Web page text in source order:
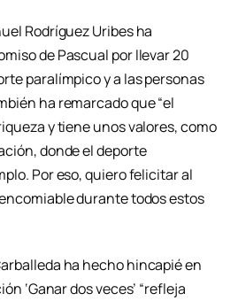
Rodríguez Uribes ha
de Pascual por llevar 20
paralímpico y a las personas
ha remarcado que “el
y tiene unos valores, como
donde el deporte
Por eso, quiero felicitar al
durante todos estos
ha hecho hincapié en
‘Ganar dos veces’ “refleja